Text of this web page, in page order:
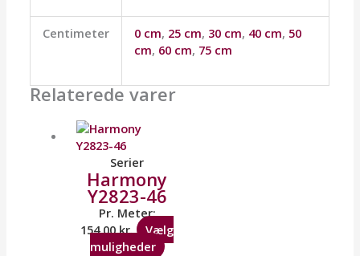
Centimeter 0 cm, 25 cm, 30 cm, 40 cm, 50
cm, 60 cm, 75 cm
Relaterede varer
Serier
Harmony
Y2823-46
Pr. Meter:
154,00kr.
Vælg
muligheder